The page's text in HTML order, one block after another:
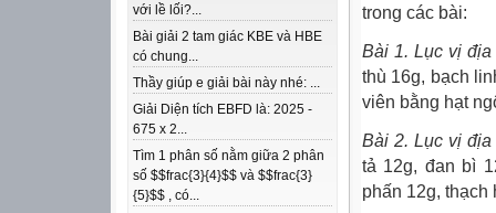
với lề lối?...
Bài giải 2 tam giác KBE và HBE
có chung...
Thầy giúp e giải bài này nhé: ...
Giải Diện tích EBFD là: 2025 -
675 x 2...
Tìm 1 phân số nằm giữa 2 phân
số $$frac{3}{4}$$ và $$frac{3}
{5}$$ , có...
trong các bài:
Bài 1. Lục vị địa
thù 16g, bạch
viên bằng hạt
Bài 2. Lục vị địa
tả 12g, đan bì
phấn 12g, thạch